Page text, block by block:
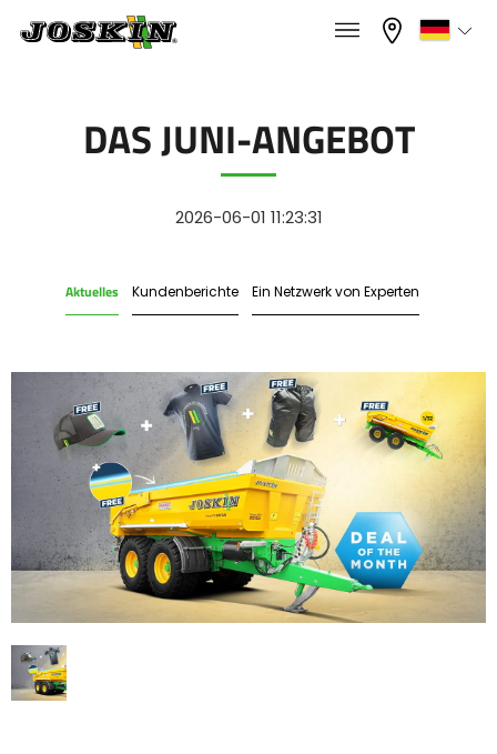
Menü
FINDEN & KAUFEN
JOSKIN WELT
FAN SHOP
×
×
Nederlands
Deutsch
Español
Polski
Downloaden Sie die Broschüre
DAS JUNI-ANGEBOT
2026-06-01 11:23:31
Aktuelles Kundenberichte Ein Netzwerk von Experten